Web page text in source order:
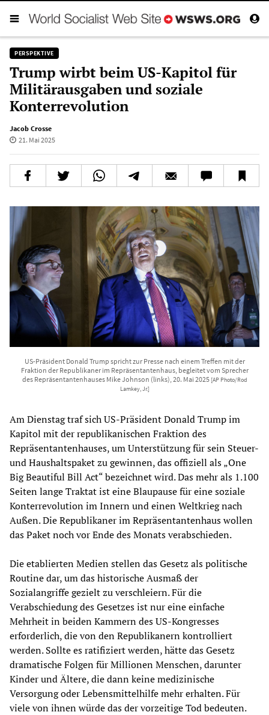
PERSPEKTIVE
Trump wirbt beim US-Kapitol für
Militärausgaben und soziale
Konterrevolution
Jacob Crosse
21. Mai 2025
US-Präsident Donald Trump spricht zur Presse nach einem Treffen mit der
Fraktion der Republikaner im Repräsentantenhaus, begleitet vom Sprecher
des Repräsentantenhauses Mike Johnson (links), 20. Mai 2025 [AP Photo/Rod
Lamkey, Jr.]
Am Dienstag traf sich US-Präsident Donald Trump im
Kapitol mit der republikanischen Fraktion des
Repräsentantenhauses, um Unterstützung für sein Steuer-
und Haushaltspaket zu gewinnen, das offiziell als „One
Big Beautiful Bill Act“ bezeichnet wird. Das mehr als 1.100
Seiten lange Traktat ist eine Blaupause für eine soziale
Konterrevolution im Innern und einen Weltkrieg nach
Außen. Die Republikaner im Repräsentantenhaus wollen
das Paket noch vor Ende des Monats verabschieden.
Die etablierten Medien stellen das Gesetz als politische
Routine dar, um das historische Ausmaß der
Sozialangriffe gezielt zu verschleiern. Für die
Verabschiedung des Gesetzes ist nur eine einfache
Mehrheit in beiden Kammern des US-Kongresses
erforderlich, die von den Republikanern kontrolliert
werden. Sollte es ratifiziert werden, hätte das Gesetz
dramatische Folgen für Millionen Menschen, darunter
Kinder und Ältere, die dann keine medizinische
Versorgung oder Lebensmittelhilfe mehr erhalten. Für
viele von ihnen würde das der vorzeitige Tod bedeuten.